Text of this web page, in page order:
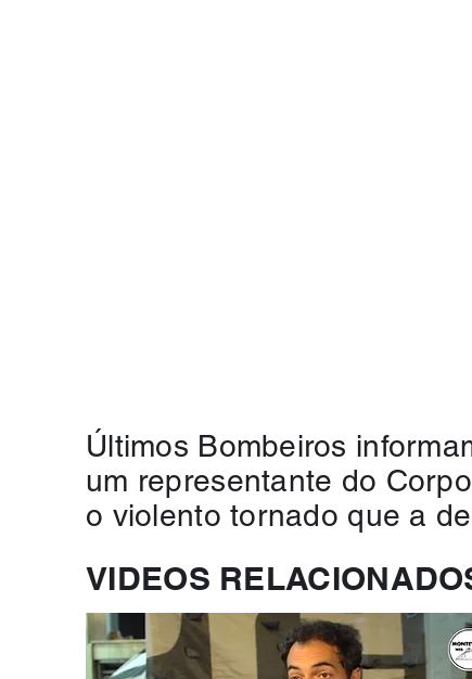
Últimos Bombeiros
um representante do
o violento tornado que a
VIDEOS